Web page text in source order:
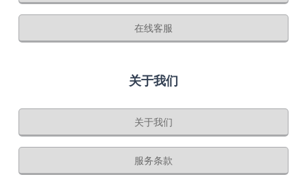
在线客服
关于我们
关于我们
服务条款